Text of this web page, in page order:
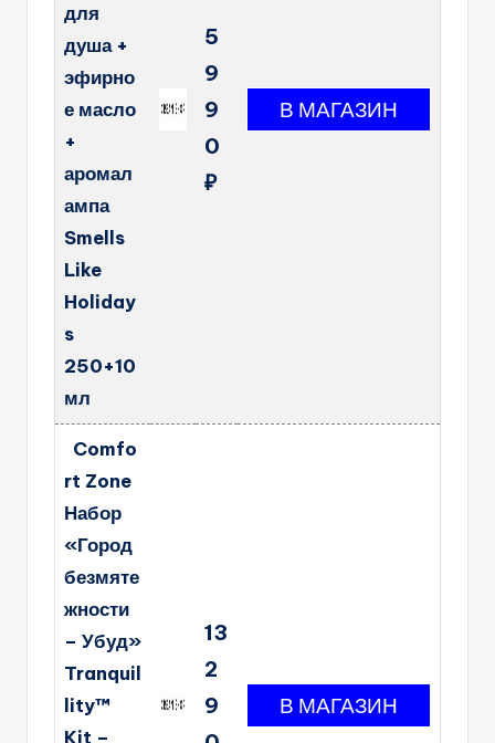
для
душа +
эфирно
е масло
+
аромал
ампа
Smells
Like
Holiday
s
250+10
мл
5
9
9
0
₽
Comfo
rt Zone
Набор
«Город
безмяте
жности
– Убуд»
Tranquil
lity™
Kit –
13
2
9